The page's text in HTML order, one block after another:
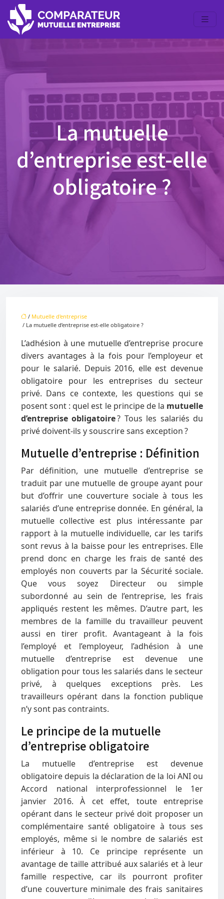
La mutuelle
d’entreprise est-elle
obligatoire ?
/ Mutuelle d'entreprise
/ La mutuelle d’entreprise est-elle obligatoire ?
L’adhésion à une mutuelle d’entreprise procure
divers avantages à la fois pour l’employeur et
pour le salarié. Depuis 2016, elle est devenue
obligatoire pour les entreprises du secteur
privé. Dans ce contexte, les questions qui se
posent sont : quel est le principe de la mutuelle
d’entreprise obligatoire? Tous les salariés du
privé doivent-ils y souscrire sans exception ?
Mutuelle d’entreprise : Définition
Par définition, une mutuelle d’entreprise se
traduit par une mutuelle de groupe ayant pour
but d’offrir une couverture sociale à tous les
salariés d’une entreprise donnée. En général, la
mutuelle collective est plus intéressante par
rapport à la mutuelle individuelle, car les tarifs
sont revus à la baisse pour les entreprises. Elle
prend donc en charge les frais de santé des
employés non couverts par la Sécurité sociale.
Que vous soyez Directeur ou simple
subordonné au sein de l’entreprise, les frais
appliqués restent les mêmes. D’autre part, les
membres de la famille du travailleur peuvent
aussi en tirer profit. Avantageant à la fois
l’employé et l’employeur, l’adhésion à une
mutuelle d’entreprise est devenue une
obligation pour tous les salariés dans le secteur
privé, à quelques exceptions près. Les
travailleurs opérant dans la fonction publique
n’y sont pas contraints.
Le principe de la mutuelle
d’entreprise obligatoire
La mutuelle d’entreprise est devenue
obligatoire depuis la déclaration de la loi ANI ou
Accord national interprofessionnel le 1er
janvier 2016. À cet effet, toute entreprise
opérant dans le secteur privé doit proposer un
complémentaire santé obligatoire à tous ses
employés, même si le nombre de salariés est
inférieur à 10. Ce principe représente un
avantage de taille attribué aux salariés et à leur
famille respective, car ils pourront profiter
d’une couverture minimale des frais sanitaires